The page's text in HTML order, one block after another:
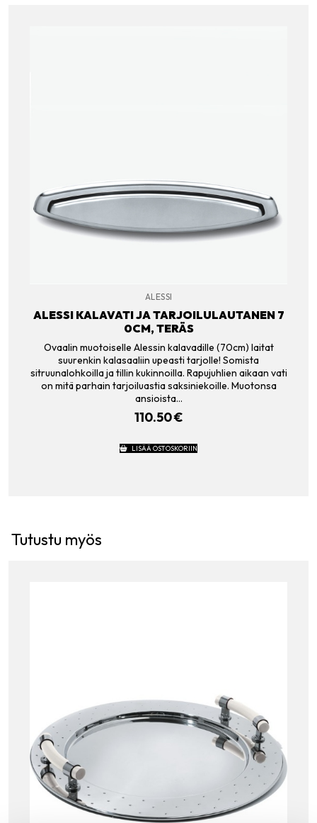
ALESSI
ALESSI KALAVATI JA TARJOILULAUTANEN 7
0CM, TERÄS
Ovaalin muotoiselle Alessin kalavadille (70cm) laitat
suurenkin kalasaaliin upeasti tarjolle! Somista
sitruunalohkoilla ja tillin kukinnoilla. Rapujuhlien aikaan vati
on mitä parhain tarjoiluastia saksiniekoille. Muotonsa
ansioista…
110.50€
LISÄÄ OSTOSKORIIN
Tutustu myös